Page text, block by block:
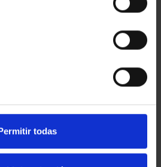
todas
"WAITING (MARGOT)"
€163.00